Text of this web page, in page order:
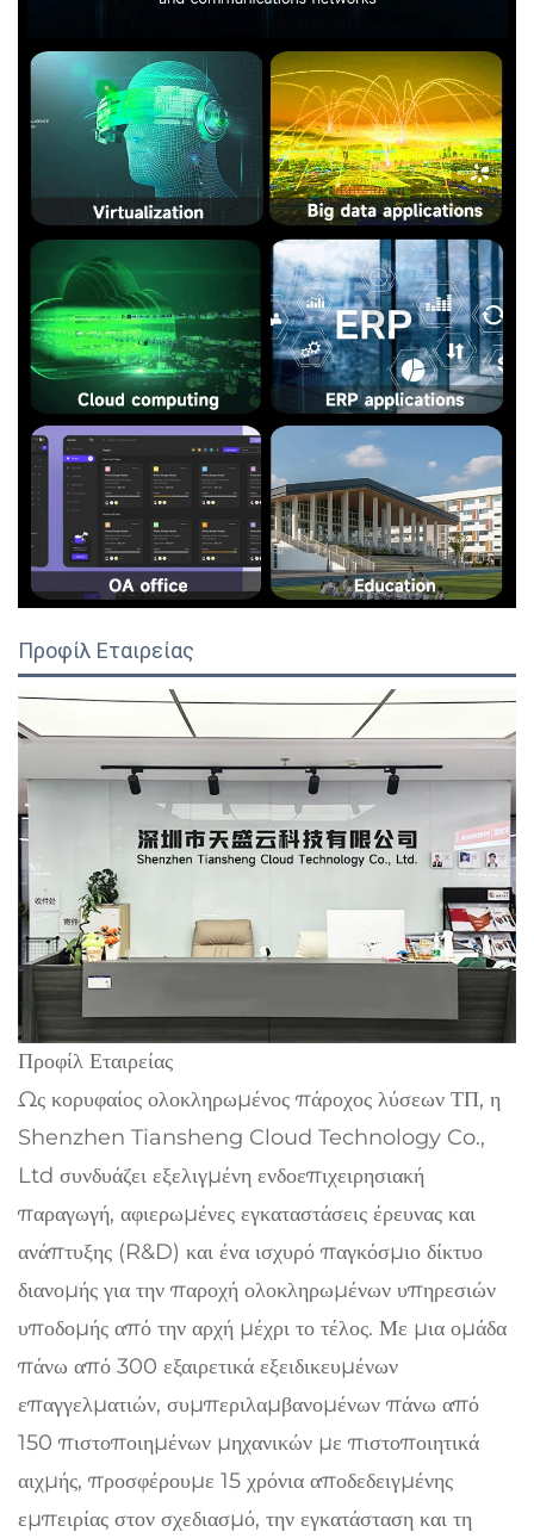
Προφίλ Εταιρείας
Προφίλ Εταιρείας
Ως κορυφαίος ολοκληρωμένος πάροχος λύσεων ΤΠ, η
Shenzhen Tiansheng Cloud Technology Co.,
Ltd συνδυάζει εξελιγμένη ενδοεπιχειρησιακή
παραγωγή, αφιερωμένες εγκαταστάσεις έρευνας και
ανάπτυξης (R&D) και ένα ισχυρό παγκόσμιο δίκτυο
διανομής για την παροχή ολοκληρωμένων υπηρεσιών
υποδομής από την αρχή μέχρι το τέλος. Με μια ομάδα
πάνω από 300 εξαιρετικά εξειδικευμένων
επαγγελματιών, συμπεριλαμβανομένων πάνω από
150 πιστοποιημένων μηχανικών με πιστοποιητικά
αιχμής, προσφέρουμε 15 χρόνια αποδεδειγμένης
εμπειρίας στον σχεδιασμό, την εγκατάσταση και τη